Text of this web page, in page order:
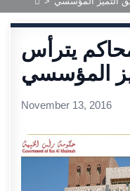
يترأس
المؤسسي
November 13, 2016